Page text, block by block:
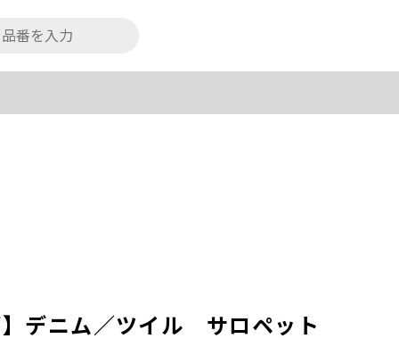
デニム／ツイル サロペット